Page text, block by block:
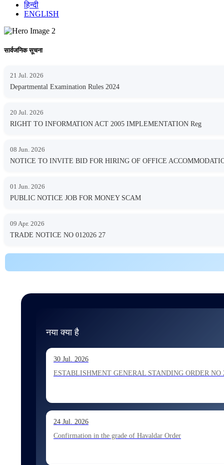
हिन्दी
ENGLISH
सार्वजनिक सूचना
21 Jul. 2026
Departmental Examination Rules 2024
20 Jul. 2026
RIGHT TO INFORMATION ACT 2005 IMPLEMENTATION Reg
08 Jun. 2026
NOTICE TO INVITE BID FOR HIRING OF OFFICE
01 Jun. 2026
PUBLIC NOTICE JOB FOR MONEY SCAM
09 Apr. 2026
TRADE NOTICE NO 012026 27
नया क्या है
30 Jul. 2026
ESTABLISHMENT GENERAL STANDING ORDER NO
24 Jul. 2026
Confirmation in the grade of Havaldar Order